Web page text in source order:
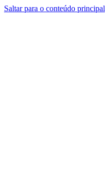
Saltar para o conteúdo principal